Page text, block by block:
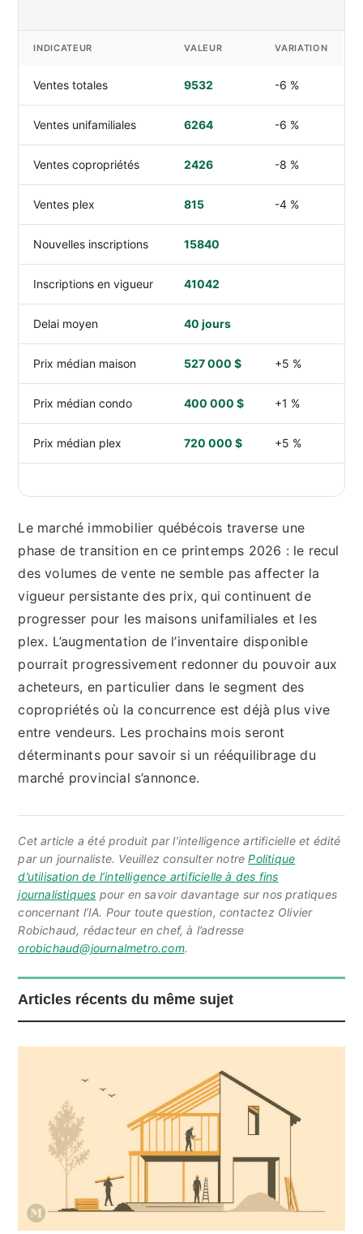
INDICATEUR VALEUR VARIATION
Ventes totales 9532 -6 %
Ventes unifamiliales 6264 -6 %
Ventes copropriétés 2426 -8 %
Ventes plex 815 -4 %
Nouvelles inscriptions 15840
Inscriptions en vigueur 41042
Delai moyen 40 jours
Prix médian maison 527 000 $ +5 %
Prix médian condo 400 000 $ +1 %
Prix médian plex 720 000 $ +5 %
Le marché immobilier québécois traverse une
phase de transition en ce printemps 2026 : le recul
des volumes de vente ne semble pas affecter la
vigueur persistante des prix, qui continuent de
progresser pour les maisons unifamiliales et les
plex. L’augmentation de l’inventaire disponible
pourrait progressivement redonner du pouvoir aux
acheteurs, en particulier dans le segment des
copropriétés où la concurrence est déjà plus vive
entre vendeurs. Les prochains mois seront
déterminants pour savoir si un rééquilibrage du
marché provincial s’annonce.
Cet article a été produit par l’intelligence artificielle et édité
par un journaliste. Veuillez consulter notrePolitique
d’utilisation de l’intelligence artificielle à des fins
journalistiques pour en savoir davantage sur nos pratiques
concernant l’IA. Pour toute question, contactez Olivier
Robichaud, rédacteur en chef, à l’adresse
orobichaud@journalmetro.com.
Articles récents du même sujet